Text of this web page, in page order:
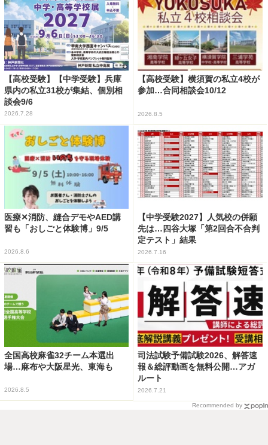
【高校受験】【中学受験】兵庫
県内の私立31校が集結、個別相
談会9/6
2026.7.28
【高校受験】横須賀の私立4校が
参加…合同相談会10/12
2026.8.5
医療✕消防、縫合デモやAED講
習も「おしごと体験博」9/5
2026.8.6
【中学受験2027】人気校の併願
先は…四谷大塚「第2回合不合判
定テスト」結果
2026.7.16
全国高校麻雀32チーム本選出
場…麻布や大阪星光、東海も
2026.8.5
司法試験予備試験2026、解答速
報＆総評動画を無料公開…アガ
ルート
2026.7.21
Recommended by